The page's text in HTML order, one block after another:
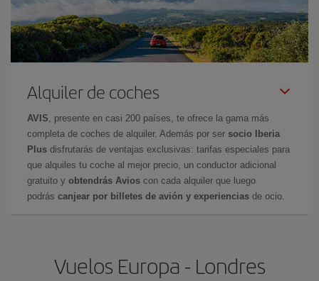
Alquiler de coches
AVIS , presente en casi 200 países, te ofrece la gama más
completa de coches de alquiler. Además por ser socio Iberia
Plus disfrutarás de ventajas exclusivas: tarifas especiales para
que alquiles tu coche al mejor precio, un conductor adicional
gratuito y obtendrás Avios con cada alquiler que luego
podrás canjear por billetes de avión y experiencias de ocio.
Vuelos Europa - Londres